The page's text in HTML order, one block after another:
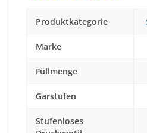
Produktkategorie
Marke
Füllmenge
Garstufen
Stufenloses